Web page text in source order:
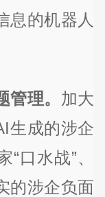
息的机器人
理。 加大
生成的涉企
口水战”、
的涉企负面